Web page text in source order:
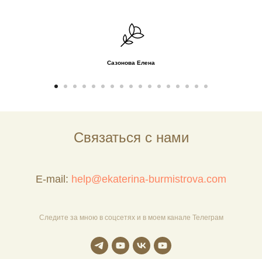
Сазонова Елена
Связаться с нами
E-mail: help@ekaterina-burmistrova.com
Следите за мною в соцсетях и в моем канале Телеграм